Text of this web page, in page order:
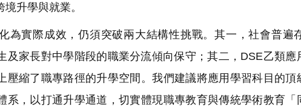
升學與就業。
為實際成效，仍須突破兩大結構性挑戰。其一，社會普遍
及家長對中學階段的職業分流傾向保守；其二，DSE乙類
壓縮了職專路徑的升學空間。我們建議將應用學習科目的頂
系，以打通升學通道，切實體現職專教育與傳統學術教育「